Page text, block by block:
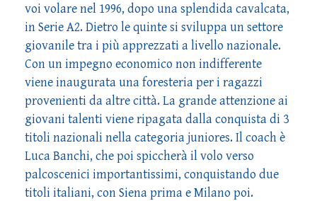
voi volare nel 1996, dopo una splendida cavalcata,
in Serie A2. Dietro le quinte si sviluppa un settore
giovanile tra i più apprezzati a livello nazionale.
Con un impegno economico non indifferente
viene inaugurata una foresteria per i ragazzi
provenienti da altre città. La grande attenzione ai
giovani talenti viene ripagata dalla conquista di 3
titoli nazionali nella categoria juniores. Il coach è
Luca Banchi, che poi spiccherà il volo verso
palcoscenici importantissimi, conquistando due
titoli italiani, con Siena prima e Milano poi.